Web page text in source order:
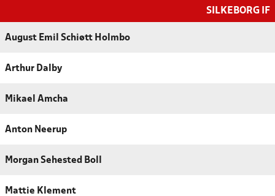
SILKEBORG IF
August Emil Schiøtt Holmbo
Arthur Dalby
Mikael Amcha
Anton Neerup
Morgan Sehested Boll
Mattie Klement